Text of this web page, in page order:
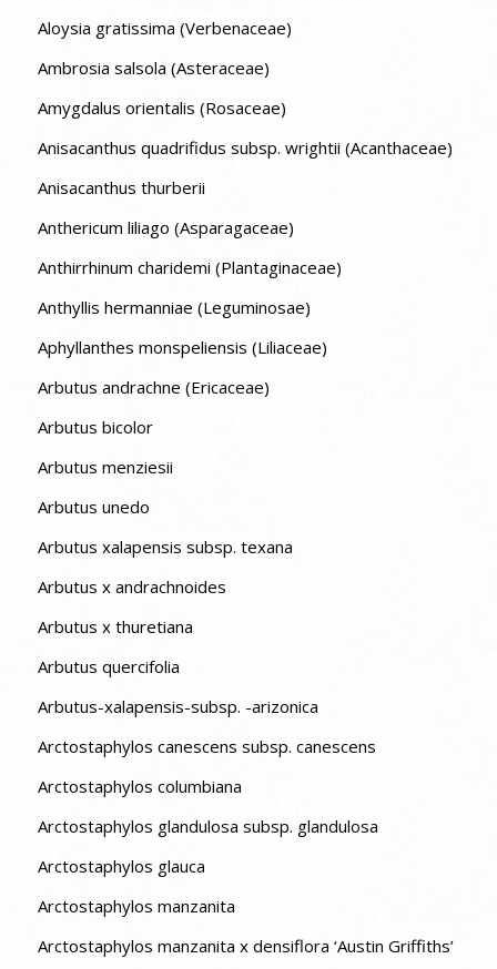
Aloysia gratissima (Verbenaceae)
Ambrosia salsola (Asteraceae)
Amygdalus orientalis (Rosaceae)
Anisacanthus quadrifidus subsp. wrightii (Acanthaceae)
Anisacanthus thurberii
Anthericum liliago (Asparagaceae)
Anthirrhinum charidemi (Plantaginaceae)
Anthyllis hermanniae (Leguminosae)
Aphyllanthes monspeliensis (Liliaceae)
Arbutus andrachne (Ericaceae)
Arbutus bicolor
Arbutus menziesii
Arbutus unedo
Arbutus xalapensis subsp. texana
Arbutus x andrachnoides
Arbutus x thuretiana
Arbutus quercifolia
Arbutus-xalapensis-subsp. -arizonica
Arctostaphylos canescens subsp. canescens
Arctostaphylos columbiana
Arctostaphylos glandulosa subsp. glandulosa
Arctostaphylos glauca
Arctostaphylos manzanita
Arctostaphylos manzanita x densiflora ‘Austin Griffiths’